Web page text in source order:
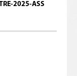
2025-ASS